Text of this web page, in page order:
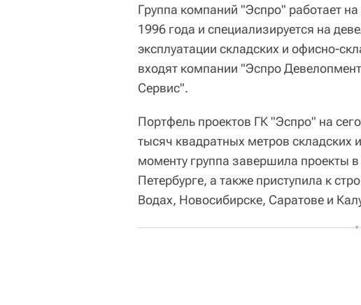
Группа компаний "Эспро" работает
1996 года и специализируется на
эксплуатации складских и офисно-
входят компании "Эспро
Сервис".
Портфель проектов ГК "Эспро" на
тысяч квадратных метров
моменту группа завершила проекты
Петербурге, а также приступила к
Водах, Новосибирске, Саратове и